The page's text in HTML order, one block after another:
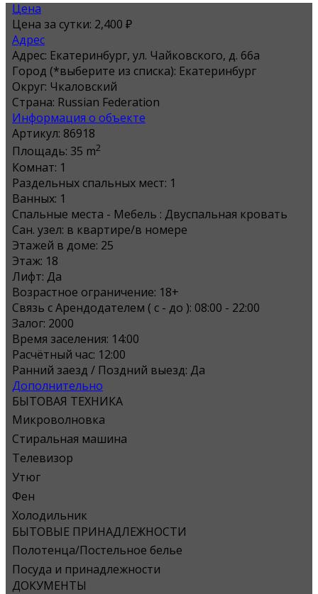
Цена
Цена за сутки: 2,400 ₽
Адрес
Адрес: Екатеринбург, ул. Чайковского, д. 66а
Город (*выберите из списка): Екатеринбург
Округ: Чкаловский
Страна: Russian Federation
Информация о объекте
Артикул: 86918
Площадь: 35 m2
Комнат: 1
Раздельных спальных мест: 1
Ванных: 1
Спальные места - Мебель : Двуспальная кровать
Сан. узел: в квартире/в номере
Этажей в доме: 25
Этаж: 18
Лифт: Да
Возрастное ограничение: 18+
Связь с Арендодателем ( с - до ): 08:00 - 22:00
Залог: 2000
Время заселения: 14:00
Расчётный час: 12:00
Ранний заезд / Поздний выезд: Да
Дополнительно
БЫТОВАЯ ТЕХНИКА
Микроволновка
Стиральная машина
Телевизор
Утюг
Фен
Холодильник
БЫТОВЫЕ ПРИНАДЛЕЖНОСТИ
Полотенца/Постельное белье
Посуда и принадлежности
ДОКУМЕНТЫ